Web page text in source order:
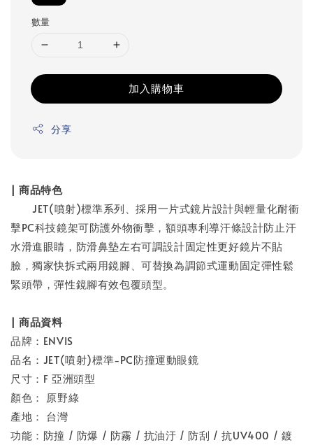
數量
加入購物車
分享
| 商品特色
JET(噴射)標準系列、採用一片式鏡片設計與輕量化耐衝
擊PC科技鏡架可防護外物衝擊，額頭專利導汗條設計防止汗
水滑進眼睛，防滑鼻墊左右可調設計固定性更好鏡片不貼
臉，獨家快拆式兩用鏡腳、可替換為調節式運動固定彈性鬆
緊頭帶，彈性鏡腳有效包覆頭型。
| 商品資料
品牌：ENVIS
品名：JET(噴射)標準-PC防撞運動眼鏡
尺寸：F 亞洲頭型
顏色： 原野綠
產地： 台灣
功能：防撞 / 防爆 / 防霧 / 抗油汙 / 防刮 / 抗UV400 / 鍍